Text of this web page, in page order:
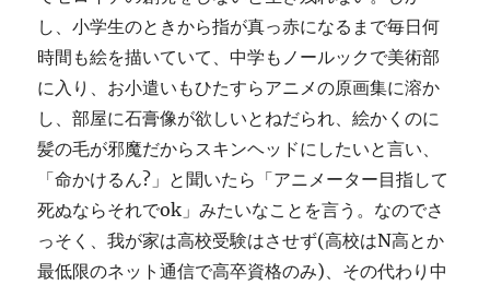
し、小学生のときから指が真っ赤になるまで毎日何
時間も絵を描いていて、中学もノールックで美術部
に入り、お小遣いもひたすらアニメの原画集に溶か
し、部屋に石膏像が欲しいとねだられ、絵かくのに
髪の毛が邪魔だからスキンヘッドにしたいと言い、
「命かけるん?」と聞いたら「アニメーター目指して
死ぬならそれでok」みたいなことを言う。なのでさ
っそく、我が家は高校受験はさせず(高校はN高とか
最低限のネット通信で高卒資格のみ)、その代わり中